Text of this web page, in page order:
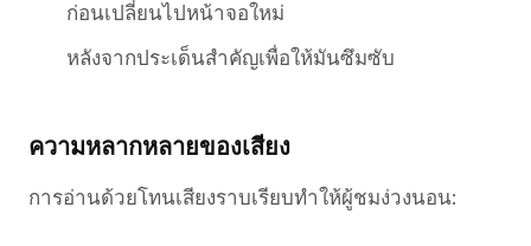
ก่อนเปลี่ยนไปหน้าจอใหม่
หลังจากประเด็นสำคัญเพื่อให้มันซึมซับ
ความหลากหลายของเสียง
การอ่านด้วยโทนเสียงราบเรียบทำให้ผู้ชมง่วงนอน: